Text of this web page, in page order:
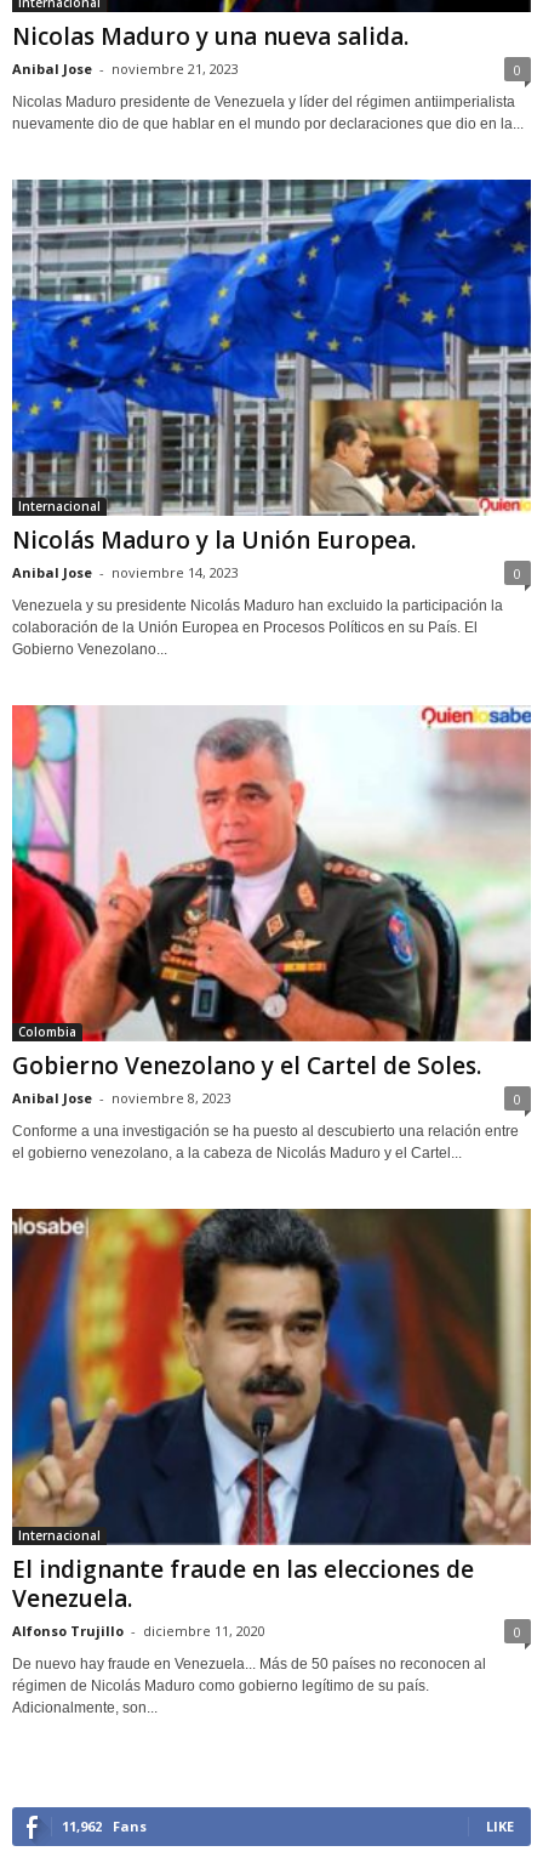
Nicolas Maduro y una nueva salida.
Anibal Jose - noviembre 21, 2023 0
Nicolas Maduro presidente de Venezuela y líder del régimen antiimperialista
nuevamente dio de que hablar en el mundo por declaraciones que dio en la...
Internacional
Nicolás Maduro y la Unión Europea.
Anibal Jose - noviembre 14, 2023 0
Venezuela y su presidente Nicolás Maduro han excluido la participación la
colaboración de la Unión Europea en Procesos Políticos en su País. El
Gobierno Venezolano...
Colombia
Gobierno Venezolano y el Cartel de Soles.
Anibal Jose - noviembre 8, 2023 0
Conforme a una investigación se ha puesto al descubierto una relación entre
el gobierno venezolano, a la cabeza de Nicolás Maduro y el Cartel...
Internacional
El indignante fraude en las elecciones de
Venezuela.
Alfonso Trujillo - diciembre 11, 2020 0
De nuevo hay fraude en Venezuela... Más de 50 países no reconocen al
régimen de Nicolás Maduro como gobierno legítimo de su país.
Adicionalmente, son...
11,962 Fans LIKE